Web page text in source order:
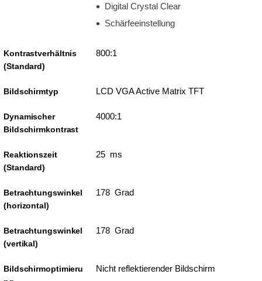
Digital Crystal Clear
Schärfeeinstellung
Kontrastverhältnis
(Standard)
800:1
Bildschirmtyp LCD VGA Active Matrix TFT
Dynamischer
Bildschirmkontrast
4000:1
Reaktionszeit
(Standard)
25 ms
Betrachtungswinkel
(horizontal)
178 Grad
Betrachtungswinkel
(vertikal)
178 Grad
Bildschirmoptimieru
Nicht reflektierender Bildschirm